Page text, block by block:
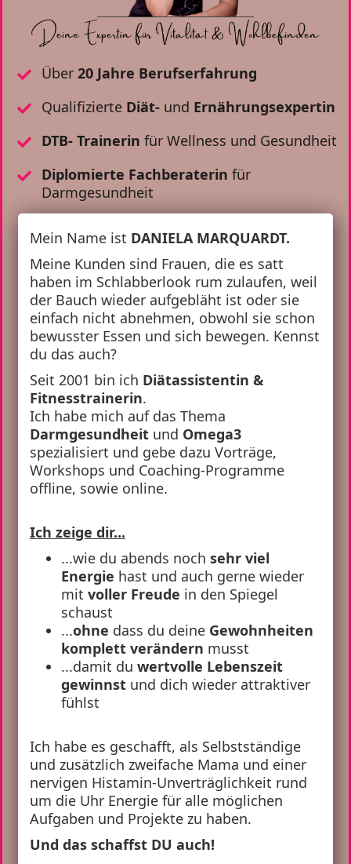
Über 20 Jahre Berufserfahrung
Qualifizierte Diät- und Ernährungsexpertin
DTB- Trainerin für Wellness und Gesundheit
Diplomierte Fachberaterin für
Darmgesundheit
Mein Name ist DANIELA MARQUARDT.
Meine Kunden sind Frauen, die es satt
haben im Schlabberlook rum zulaufen, weil
der Bauch wieder aufgebläht ist oder sie
einfach nicht abnehmen, obwohl sie schon
bewusster Essen und sich bewegen. Kennst
du das auch?
Seit 2001 bin ich Diätassistentin &
Fitnesstrainerin.
Ich habe mich auf das Thema
Darmgesundheit und Omega3
spezialisiert und gebe dazu Vorträge,
Workshops und Coaching-Programme
offline, sowie online.
Ich zeige dir...
...wie du abends noch sehr viel
Energie hast und auch gerne wieder
mit voller Freude in den Spiegel
schaust
...ohne dass du deine Gewohnheiten
komplett verändern musst
...damit du wertvolle Lebenszeit
gewinnst und dich wieder attraktiver
fühlst
Ich habe es geschafft, als Selbstständige
und zusätzlich zweifache Mama und einer
nervigen Histamin-Unverträglichkeit rund
um die Uhr Energie für alle möglichen
Aufgaben und Projekte zu haben.
Und das schaffst DU auch!